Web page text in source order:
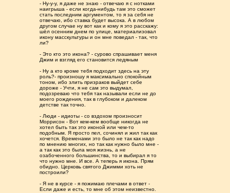
- Ну-у-у, я даже не знаю - отвечаю я с нотками
наигрыша - если когда-нибудь там это сможет
стать последним аргументом, то я за себя не
отвечаю, ибо ставка будет высока. А в любом
другом случае ну вот как и кому я это расскажу:
шёл осенним днем по улице, материализовал
икону масскультуры и он мне поведал - так, что
ли?
- Это кто это икона? - сурово спрашивает меня
Джим и взгляд его становится ледяным
- Ну а кто кроме тебя подходит здесь на эту
роль?- произношу я максимально спокойным
тоном, ибо злить призраков выйдет себе
дороже - Учти, я не сам это выдумал,
подозреваю что тебя так называли если не до
моего рождения, так в глубоком и далеком
детстве так точно.
- Люди - идиоты - со вздохом произносит
Моррисон - Вот кем-кем вообще никогда не
хотел быть так это иконой или чем-то
подобным. Я просто пел, сочинял и жил так как
хочется. Временами это было не так как надо
по мнению многих, но так как нужно было мне -
а так как это была моя жизнь, а не
озабоченного большинства, то и выбирал я то
что нужно мне. И все. А теперь я икона. Прям
обидно. Церковь святого Джимми хоть не
построили?
- Я не в курсе - я пожимаю плечами в ответ -
Если даже и есть, то мне об этом неизвестно.